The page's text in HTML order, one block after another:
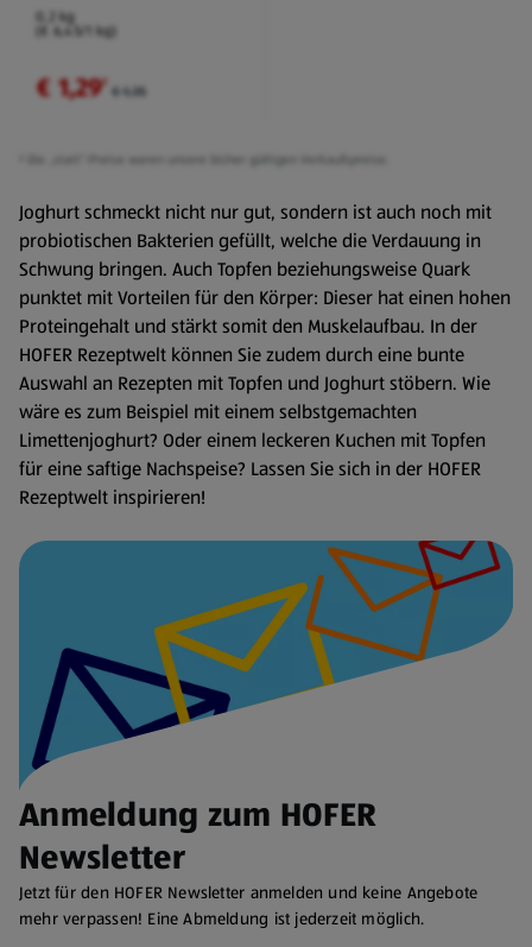
0,2 kg
(€ 6,45/1 kg)
€ 1,29² € 1,35
² Die „statt“-Preise waren unsere bisher gültigen Verkaufspreise.
Joghurt schmeckt nicht nur gut, sondern ist auch noch mit
probiotischen Bakterien gefüllt, welche die Verdauung in
Schwung bringen. Auch Topfen beziehungsweise Quark
punktet mit Vorteilen für den Körper: Dieser hat einen hohen
Proteingehalt und stärkt somit den Muskelaufbau. In der
HOFER Rezeptwelt können Sie zudem durch eine bunte
Auswahl an Rezepten mit Topfen und Joghurt stöbern. Wie
wäre es zum Beispiel mit einem selbstgemachten
Limettenjoghurt? Oder einem leckeren Kuchen mit Topfen
für eine saftige Nachspeise? Lassen Sie sich in der HOFER
Rezeptwelt inspirieren!
Anmeldung zum HOFER
Newsletter
Jetzt für den HOFER Newsletter anmelden und keine Angebote
mehr verpassen! Eine Abmeldung ist jederzeit möglich.